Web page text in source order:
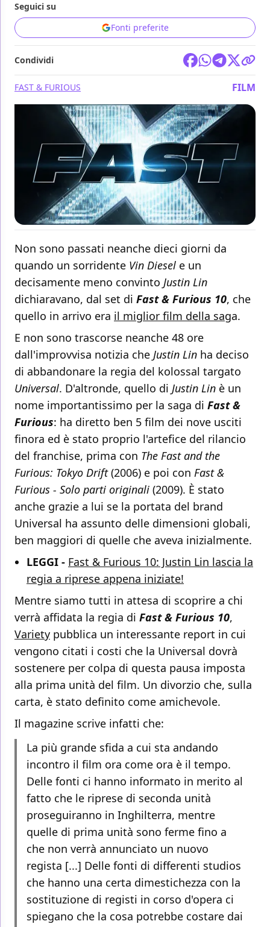
Seguici su
Fonti preferite
Condividi
FAST & FURIOUS FILM
Non sono passati neanche dieci giorni da
quando un sorridente Vin Diesel e un
decisamente meno convinto Justin Lin
dichiaravano, dal set di Fast & Furious 10, che
quello in arrivo era il miglior film della saga.
E non sono trascorse neanche 48 ore
dall'improvvisa notizia che Justin Lin ha deciso
di abbandonare la regia del kolossal targato
Universal. D'altronde, quello di Justin Lin è un
nome importantissimo per la saga di Fast &
Furious: ha diretto ben 5 film dei nove usciti
finora ed è stato proprio l'artefice del rilancio
del franchise, prima con The Fast and the
Furious: Tokyo Drift(2006) e poi con Fast &
Furious - Solo parti originali (2009). È stato
anche grazie a lui se la portata del brand
Universal ha assunto delle dimensioni globali,
ben maggiori di quelle che aveva inizialmente.
LEGGI - Fast & Furious 10: Justin Lin lascia la
regia a riprese appena iniziate!
Mentre siamo tutti in attesa di scoprire a chi
verrà affidata la regia di Fast & Furious 10,
Variety pubblica un interessante report in cui
vengono citati i costi che la Universal dovrà
sostenere per colpa di questa pausa imposta
alla prima unità del film. Un divorzio che, sulla
carta, è stato definito come amichevole.
Il magazine scrive infatti che:
La più grande sfida a cui sta andando
incontro il film ora come ora è il tempo.
Delle fonti ci hanno informato in merito al
fatto che le riprese di seconda unità
proseguiranno in Inghilterra, mentre
quelle di prima unità sono ferme fino a
che non verrà annunciato un nuovo
regista [...] Delle fonti di differenti studios
che hanno una certa dimestichezza con la
sostituzione di registi in corso d'opera ci
spiegano che la cosa potrebbe costare dai